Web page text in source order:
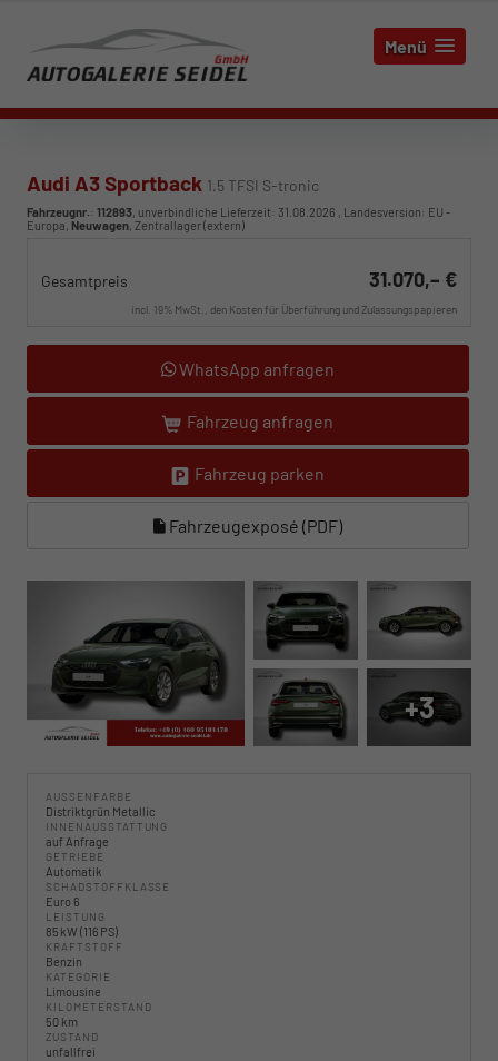
Menü
Audi A3 Sportback 1.5 TFSI S-tronic
Fahrzeugnr.: 112893, unverbindliche Lieferzeit: 31.08.2026 , Landesversion: EU -
Europa, Neuwagen, Zentrallager (extern)
Gesamtpreis 31.070,– €
incl. 19% MwSt., den Kosten für Überführung und Zulassungspapieren
WhatsApp anfragen
Fahrzeug anfragen
Fahrzeug parken
Fahrzeugexposé (PDF)
+3
AUSSENFARBE
Distriktgrün Metallic
INNENAUSSTATTUNG
auf Anfrage
GETRIEBE
Automatik
SCHADSTOFFKLASSE
Euro 6
LEISTUNG
85 kW (116 PS)
KRAFTSTOFF
Benzin
KATEGORIE
Limousine
KILOMETERSTAND
50 km
ZUSTAND
unfallfrei